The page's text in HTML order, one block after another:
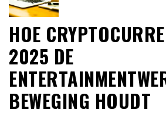
HOE
2025 DE
BEWEGING HOUDT